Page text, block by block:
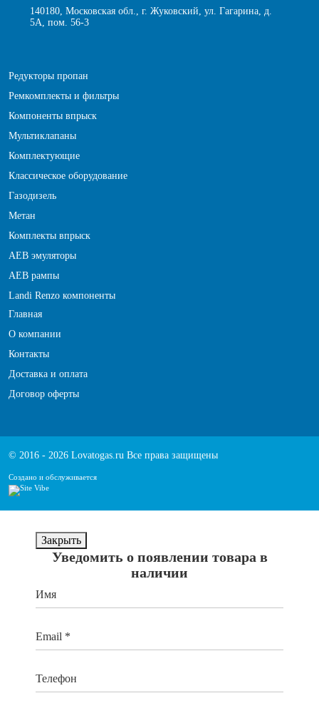
140180, Московская обл., г. Жуковский, ул. Гагарина, д.
5А, пом. 56-3
Редукторы пропан
Ремкомплекты и фильтры
Компоненты впрыск
Мультиклапаны
Комплектующие
Классическое оборудование
Газодизель
Метан
Комплекты впрыск
АЕВ эмуляторы
АЕВ рампы
Landi Renzo компоненты
Главная
О компании
Контакты
Доставка и оплата
Договор оферты
© 2016 - 2026 Lovatogas.ru Все права защищены
Создано и обслуживается
Закрыть
Уведомить о появлении товара в
наличии
Имя
Email *
Телефон